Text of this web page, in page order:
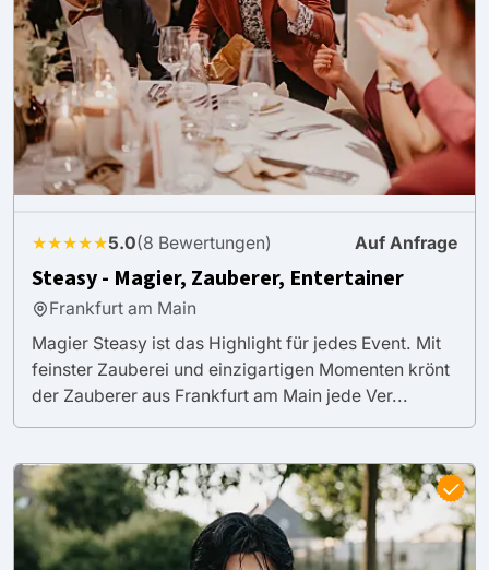
★★★★★5.0(8 Bewertungen) Auf Anfrage
Steasy - Magier, Zauberer, Entertainer
Frankfurt am Main
Magier Steasy ist das Highlight für jedes Event. Mit
feinster Zauberei und einzigartigen Momenten krönt
der Zauberer aus Frankfurt am Main jede Ver...